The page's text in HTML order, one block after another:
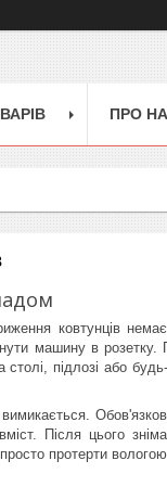
ПРО
ковтунців
машину в
підлозі або
вміст. Після цього
протерти